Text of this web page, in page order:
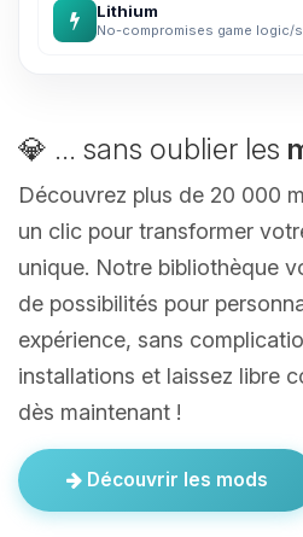
Lithium
No-compromises game logic/
💎 ... sans oublier les
Découvrez plus de 20 000
un clic pour transformer
unique. Notre bibliothèque
de possibilités pour
expérience, sans
installations et laissez libre
dès maintenant !
Découvrir les mods